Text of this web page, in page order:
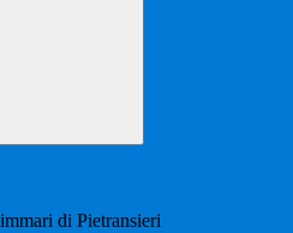
di Pietransieri